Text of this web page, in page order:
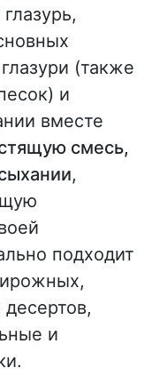
(также
и
вместе
смесь,
,
подходит
и